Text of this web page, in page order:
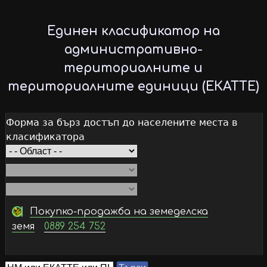
to
main
content
Единен класификатор на
административно-
териториалните и
териториалните единици (ЕКАТТЕ)
Форма за бърз достъп до населените места в
класификатора
Покупко-продажба на земеделска
земя
0889 254 752